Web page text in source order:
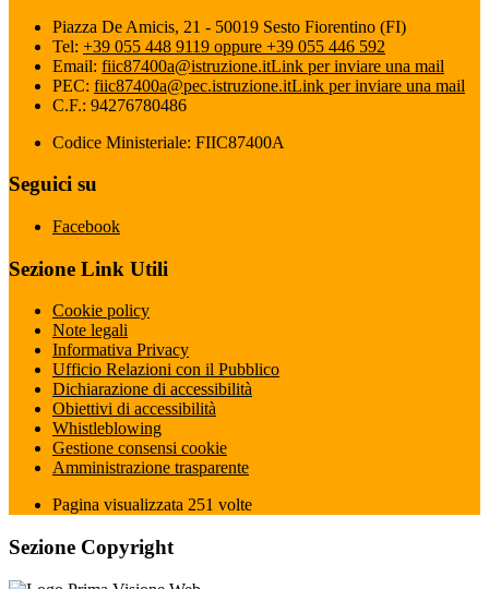
Piazza De Amicis, 21 - 50019 Sesto Fiorentino (FI)
Tel: +39 055 448 9119 oppure +39 055 446 592
Email: fiic87400a@istruzione.itLink per inviare una mail
PEC: fiic87400a@pec.istruzione.itLink per inviare una mail
C.F.: 94276780486
Codice Ministeriale: FIIC87400A
Seguici su
Facebook
Sezione Link Utili
Cookie policy
Note legali
Informativa Privacy
Ufficio Relazioni con il Pubblico
Dichiarazione di accessibilità
Obiettivi di accessibilità
Whistleblowing
Gestione consensi cookie
Amministrazione trasparente
Pagina visualizzata 251 volte
Sezione Copyright